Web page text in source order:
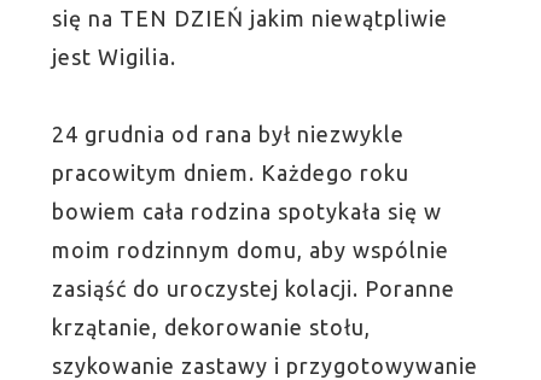
się na TEN DZIEŃ jakim niewątpliwie
jest Wigilia.
24 grudnia od rana był niezwykle
pracowitym dniem. Każdego roku
bowiem cała rodzina spotykała się w
moim rodzinnym domu, aby wspólnie
zasiąść do uroczystej kolacji. Poranne
krzątanie, dekorowanie stołu,
szykowanie zastawy i przygotowywanie